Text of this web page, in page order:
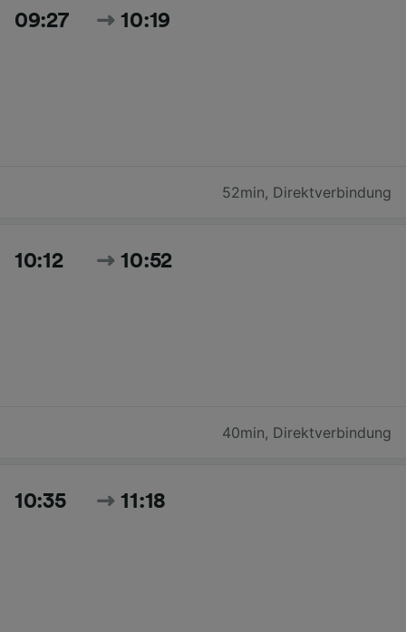
09:27 10:19
52min, Direktverbindung
10:12 10:52
40min, Direktverbindung
10:35 11:18